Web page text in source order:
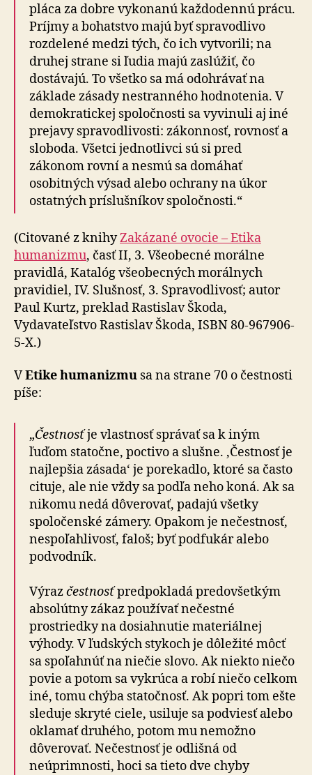
pláca za dobre vykonanú každodennú prácu.
Príjmy a bohatstvo majú byť spravodlivo
rozdelené medzi tých, čo ich vytvorili; na
druhej strane si ľudia majú zaslúžiť, čo
dostávajú. To všetko sa má odohrávať na
základe zásady nestranného hodnotenia. V
demokratickej spoločnosti sa vyvinuli aj iné
prejavy spravodlivosti: zákonnosť, rovnosť a
sloboda. Všetci jednotlivci sú si pred
zákonom rovní a nesmú sa domáhať
osobitných výsad alebo ochrany na úkor
ostatných príslušníkov spoločnosti.“
(Citované z knihyZakázané ovocie – Etika
humanizmu, časť II, 3. Všeobecné morálne
pravidlá, Katalóg všeobecných morálnych
pravidiel, IV. Slušnosť, 3. Spravodlivosť; autor
Paul Kurtz, preklad Rastislav Škoda,
Vydavateľstvo Rastislav Škoda, ISBN 80-967906-
5-X.)
VEtike humanizmu sa na strane 70 o čestnosti
píše:
„Čestnosťje vlastnosť správať sa k iným
ľuďom statočne, poctivo a slušne. ‚Čestnosť je
najlepšia zásada‘ je porekadlo, ktoré sa často
cituje, ale nie vždy sa podľa neho koná. Ak sa
nikomu nedá dôverovať, padajú všetky
spoločenské zámery. Opakom je nečestnosť,
nespoľahlivosť, faloš; byť podfukár alebo
podvodník.
Výrazčestnosťpredpokladá predovšetkým
absolútny zákaz používať nečestné
prostriedky na dosiahnutie materiálnej
výhody. V ľudských stykoch je dôležité môcť
sa spoľahnúť na niečie slovo. Ak niekto niečo
povie a potom sa vykrúca a robí niečo celkom
iné, tomu chýba statočnosť. Ak popri tom ešte
sleduje skryté ciele, usiluje sa podviesť alebo
oklamať druhého, potom mu nemožno
dôverovať. Nečestnosť je odlišná od
neúprimnosti, hoci sa tieto dve chyby